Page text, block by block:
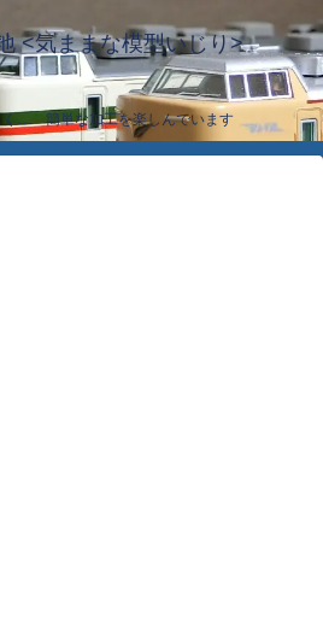
<気ままな模型いじり>
く… 簡単な加工を楽しんでいます